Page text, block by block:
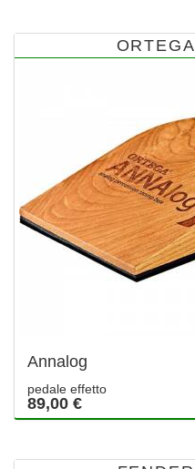
ORTEGA
Annalog
pedale effetto
89,00 €